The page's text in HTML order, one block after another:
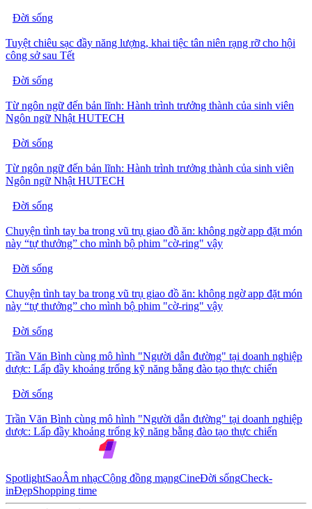
Đời sống
Tuyệt chiêu sạc đầy năng lượng, khai tiệc tân niên rạng rỡ cho hội
công sở sau Tết
Đời sống
Từ ngôn ngữ đến bản lĩnh: Hành trình trưởng thành của sinh viên
Ngôn ngữ Nhật HUTECH
Đời sống
Từ ngôn ngữ đến bản lĩnh: Hành trình trưởng thành của sinh viên
Ngôn ngữ Nhật HUTECH
Đời sống
Chuyện tình tay ba trong vũ trụ giao đồ ăn: không ngờ app đặt món
này “tự thưởng” cho mình bộ phim "cờ-ring" vậy
Đời sống
Chuyện tình tay ba trong vũ trụ giao đồ ăn: không ngờ app đặt món
này “tự thưởng” cho mình bộ phim "cờ-ring" vậy
Đời sống
Trần Văn Bình cùng mô hình "Người dẫn đường" tại doanh nghiệp
dược: Lấp đầy khoảng trống kỹ năng bằng đào tạo thực chiến
Đời sống
Trần Văn Bình cùng mô hình "Người dẫn đường" tại doanh nghiệp
dược: Lấp đầy khoảng trống kỹ năng bằng đào tạo thực chiến
SpotlightSaoÂm nhạcCộng đồng mạngCineĐời sốngCheck-
inĐẹpShopping time